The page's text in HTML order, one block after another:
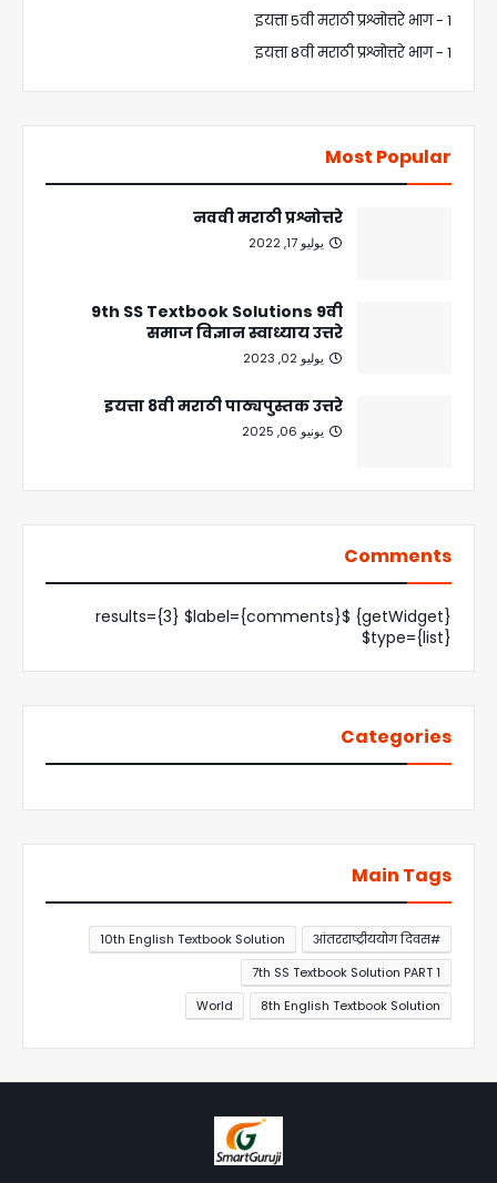
इयत्ता 5वी मराठी प्रश्नोत्तरे भाग - 1
इयत्ता 8वी मराठी प्रश्नोत्तरे भाग - 1
Most Popular
नववी मराठी प्रश्नोत्तरे
يوليو 17, 2022
9th SS Textbook Solutions 9वी
समाज विज्ञान स्वाध्याय उत्तरे
يوليو 02, 2023
इयत्ता 8वी मराठी पाठ्यपुस्तक उत्तरे
يونيو 06, 2025
Comments
{getWidget} $results={3} $label={comments}
$type={list}
Categories
Main Tags
#आंतरराष्ट्रीययोग दिवस
10th English Textbook Solution
7th SS Textbook Solution PART 1
8th English Textbook Solution
World